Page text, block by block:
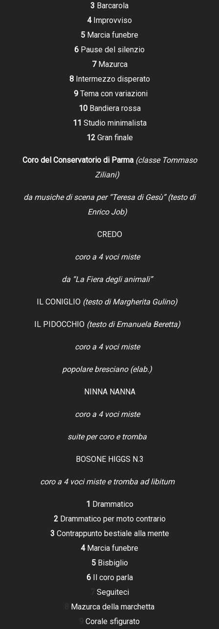
3 Barcarola
4Improvviso
5 Marcia funebre
6 Pause del silenzio
7Mazurca
8Intermezzo disperato
9Tema con variazioni
10Bandiera rossa
11 Studio minimalista
12Gran finale
Coro del Conservatorio di Parma (classe Tommaso
Ziliani)
da musiche di scena per “Teresa di Gesù” (testo di
Enrico Job)
CREDO
coro a 4 voci miste
da “La Fiera degli animali”
IL CONIGLIO (testo di Margherita Gulino)
IL PIDOCCHIO (testo di Emanuela Beretta)
coro a 4 voci miste
popolare bresciano (elab.)
NINNA NANNA
coro a 4 voci miste
suite per coro e tromba
BOSONE HIGGS N.3
coro a 4 voci miste e tromba ad libitum
1 Drammatico
2 Drammatico per moto contrario
3 Contrappunto bestiale alla mente
4 Marcia funebre
5Bisbiglio
6Il coro parla
Seguiteci
Mazurca della marchetta
Corale sfigurato